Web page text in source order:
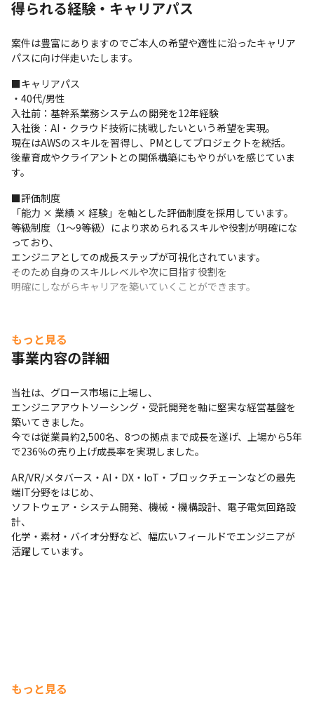
得られる経験・キャリアパス
案件は豊富にありますのでご本人の希望や適性に沿ったキャリア
パスに向け伴走いたします。
■キャリアパス
・40代/男性
入社前：基幹系業務システムの開発を12年経験
入社後：AI・クラウド技術に挑戦したいという希望を実現。
現在はAWSのスキルを習得し、PMとしてプロジェクトを統括。
後輩育成やクライアントとの関係構築にもやりがいを感じていま
す。
■評価制度
「能力 × 業績 × 経験」を軸とした評価制度を採用しています。
等級制度（1～9等級）により求められるスキルや役割が明確にな
っており、
エンジニアとしての成長ステップが可視化されています。
そのため自身のスキルレベルや次に目指す役割を
明確にしながらキャリアを築いていくことができます。
もっと見る
事業内容の詳細
当社は、グロース市場に上場し、
エンジニアアウトソーシング・受託開発を軸に堅実な経営基盤を
築いてきました。
今では従業員約2,500名、8つの拠点まで成長を遂げ、上場から5年
で236％の売り上げ成長率を実現しました。
AR/VR/メタバース・AI・DX・IoT・ブロックチェーンなどの最先
端IT分野をはじめ、
ソフトウェア・システム開発、機械・機構設計、電子電気回路設
計、
化学・素材・バイオ分野など、幅広いフィールドでエンジニアが
活躍しています。
もっと見る